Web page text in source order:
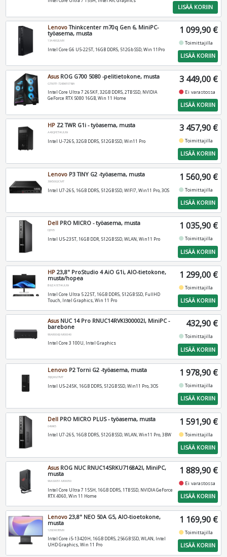
LISÄÄ KORIIN
LenovoThinkcenter m70q Gen 6, MiniPC-
työasema, musta
13A4002LMX
Intel Core G6 U5-225T, 16GB DDR5, 512Gb SSD, Win 11Pro
1 099,90 €
fiber_manual_recordToimittajilla
LISÄÄ KORIIN
AsusROG G700 5080 -pelitietokone, musta
G700TF-7265KF078W
Intel Core Ultra 7 265KF, 32GB DDR5, 2TB SSD, NVIDIA
GeForce RTX 5080 16GB, Win 11 Home
3 449,00 €
fiber_manual_record Ei varastossa
LISÄÄ KORIIN
HP Z2 TWR G1i - työasema, musta
A40QFET#UUW
Intel U-7265, 32GB DDR5, 512GB SSD, Win11 Pro
3 457,90 €
fiber_manual_recordToimittajilla
LISÄÄ KORIIN
Lenovo P3 TINY G2 -työasema, musta
30K5002CMT
Intel U7-265, 16GB DDR5, 512GB SSD, WIFI7, Win11 Pro, 3OS
1 560,90 €
fiber_manual_recordToimittajilla
LISÄÄ KORIIN
Dell PRO MICRO - työasema, musta
DJY05
Intel U5-235T, 16GB DDR, 512GB SSD, WLAN, Win11 Pro
1 035,90 €
fiber_manual_recordToimittajilla
LISÄÄ KORIIN
HP 23,8" ProStudio 4 AiO G1i, AIO-tietokone,
musta/hopea
B6ZA1ET#UUW
Intel Core Ultra 5 225T, 16GB DDR5, 512GB SSD, FullHD
Touch, Intel Graphics, Win 11 Pro
1 299,00 €
fiber_manual_recordToimittajilla
LISÄÄ KORIIN
AsusNUC 14 Pro RNUC14RVKI300002I, MiniPC -
barebone
90AR0062-M00040
Intel Core 3 100U, Intel Graphics
432,90 €
fiber_manual_recordToimittajilla
LISÄÄ KORIIN
Lenovo P2 Torni G2 -työasema, musta
30JQ0027MT
Intel U5-245K, 16GB DDR5, 512GB SSD, Win11 Pro, 3OS
1 978,90 €
fiber_manual_recordToimittajilla
LISÄÄ KORIIN
Dell PRO MICRO PLUS - työasema, musta
04WK5
Intel U7-265, 16GB DDR5, 512GB SSD, WLAN, Win11 Pro, 3BW
1 591,90 €
fiber_manual_recordToimittajilla
LISÄÄ KORIIN
AsusROG NUC RNUC14SRKU7168A2I, MiniPC,
musta
90AS0051-M00050
Intel Core Ultra 7 155H, 16GB DDR5, 1TB SSD, NVIDIA GeForce
RTX 4060, Win 11 Home
1 889,90 €
fiber_manual_record Ei varastossa
LISÄÄ KORIIN
Lenovo 23,8" NEO 50A G5, AIO-tioetokone,
musta
12SD003EMX
Intel Core i5-13420H, 16GB DDR5, 256GB SSD, WLAN, Intel
UHD Graphics, Win 11 Pro
1 169,90 €
fiber_manual_recordToimittajilla
LISÄÄ KORIIN